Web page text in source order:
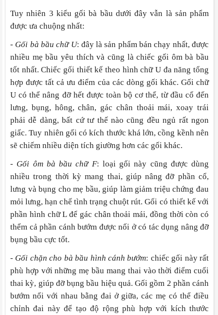
Tuy nhiên 3 kiểu gối bà bầu dưới đây vẫn là sản phẩm
được ưa chuộng nhất:
- Gối bà bầu chữ U: đây là sản phẩm bán chạy nhất, được
nhiều mẹ bầu yêu thích và cũng là chiếc gối ôm bà bầu
tốt nhất. Chiếc gối thiết kế theo hình chữ U đa năng tổng
hợp được tất cả ưu điểm của các dòng gối khác. Gối chữ
U có thể nâng đỡ hết được toàn bộ cơ thể, từ đầu cổ đến
lưng, bụng, hông, chân, gác chân thoải mái, xoay trái
phải dễ dàng, bất cứ tư thế nào cũng đều ngủ rất ngon
giấc. Tuy nhiên gối có kích thước khá lớn, cồng kềnh nên
sẽ chiếm nhiều diện tích giường hơn các gối khác.
- Gối ôm bà bầu chữ F: loại gối này cũng được dùng
nhiều trong thời kỳ mang thai, giúp nâng đỡ phần cổ,
lưng và bụng cho mẹ bầu, giúp làm giảm triệu chứng đau
mỏi lưng, hạn chế tình trạng chuột rút. Gối có thiết kế với
phần hình chữ L để gác chân thoải mái, đồng thời còn có
thểm cả phần cánh bướm được nối ở có tác dụng nâng đỡ
bụng bầu cực tốt.
- Gối chặn cho bà bầu hình cánh bướm: chiếc gối này rất
phù hợp với những mẹ bầu mang thai vào thời điểm cuối
thai kỳ, giúp đỡ bụng bầu hiệu quả. Gối gồm 2 phần cánh
bướm nối với nhau bằng đai ở giữa, các mẹ có thể điều
chỉnh đai này để tạo độ rộng phù hợp với kích thước